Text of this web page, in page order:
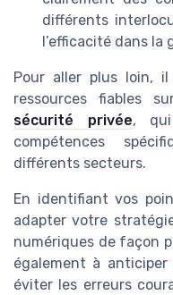
différents
l’efficacité dans
Pour aller plus loin,
ressources fiables
sécurité privée, qui
compétences
différents secteurs.
En identifiant vos
adapter votre
numériques de façon
également à
éviter les erreurs